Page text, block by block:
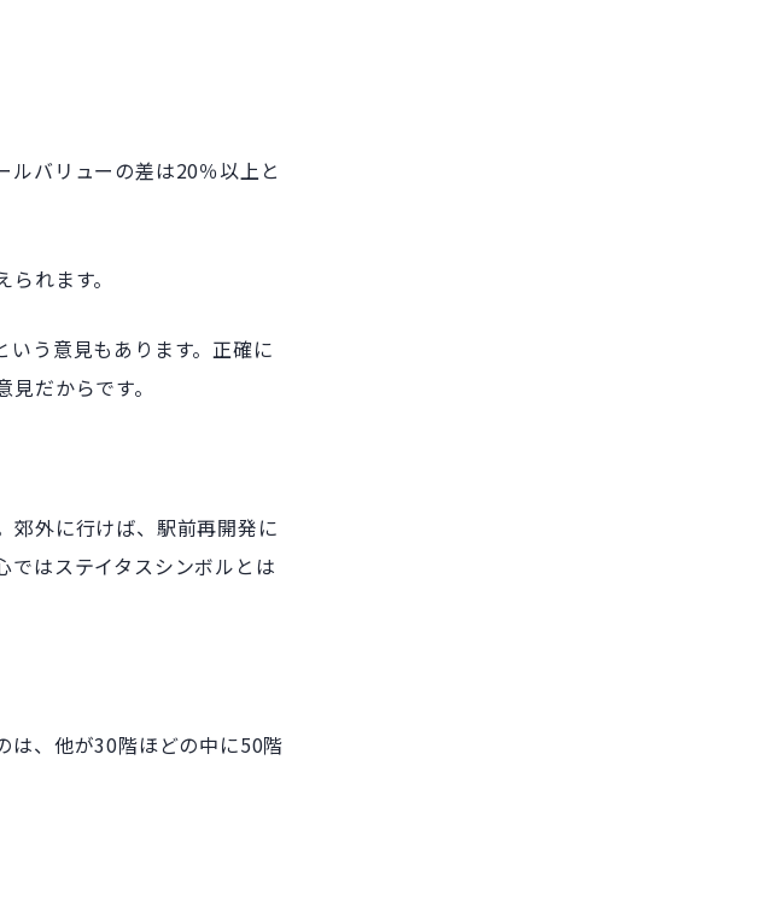
ルバリューの差は20％以上と
れます。
う意見もあります。正確に
だからです。
郊外に行けば、駅前再開発に
ではステイタスシンボルとは
は、他が30階ほどの中に50階